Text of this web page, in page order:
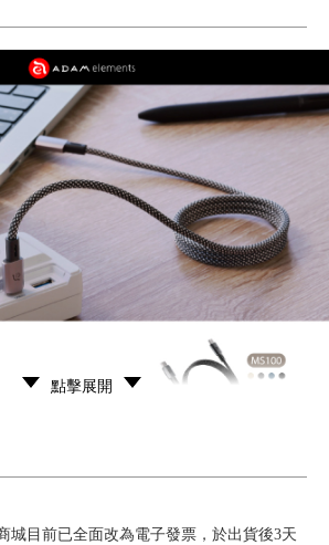
點擊展開
城目前已全面改為電子發票，於出貨後3天